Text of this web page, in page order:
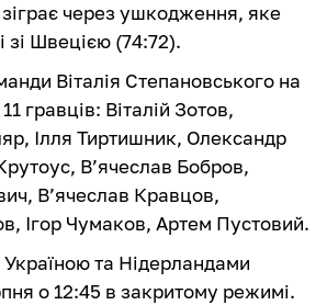
через ушкодження, яке
зі Швецією (74:72).
Віталія Степановського на
гравців: Віталій Зотов,
Ілля Тиртишник, Олександр
В’ячеслав Бобров,
В’ячеслав Кравцов,
Ігор Чумаков, Артем Пустовий.
та Нідерландами
о 12:45 в закритому режимі.